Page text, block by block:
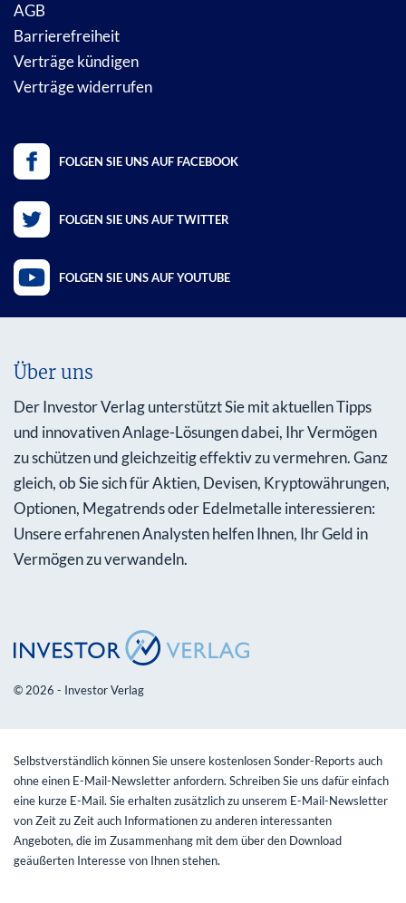
AGB
Barrierefreiheit
Verträge kündigen
Verträge widerrufen
FOLGEN SIE UNS AUF FACEBOOK
FOLGEN SIE UNS AUF TWITTER
FOLGEN SIE UNS AUF YOUTUBE
Über uns
Der Investor Verlag unterstützt Sie mit aktuellen Tipps
und innovativen Anlage-Lösungen dabei, Ihr Vermögen
zu schützen und gleichzeitig effektiv zu vermehren. Ganz
gleich, ob Sie sich für Aktien, Devisen, Kryptowährungen,
Optionen, Megatrends oder Edelmetalle interessieren:
Unsere erfahrenen Analysten helfen Ihnen, Ihr Geld in
Vermögen zu verwandeln.
© 2026 - Investor Verlag
Selbstverständlich können Sie unsere kostenlosen Sonder-Reports auch
ohne einen E-Mail-Newsletter anfordern. Schreiben Sie uns dafür einfach
eine kurze E-Mail. Sie erhalten zusätzlich zu unserem E-Mail-Newsletter
von Zeit zu Zeit auch Informationen zu anderen interessanten
Angeboten, die im Zusammenhang mit dem über den Download
geäußerten Interesse von Ihnen stehen.